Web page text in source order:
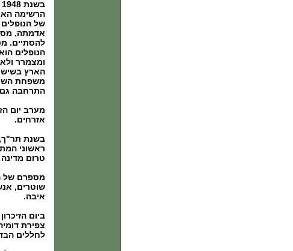
הרשימה
של
אדמתה,
להסתיים.
הנופלים
ומצמרר
הארץ
משפחת
התרחבה גם
אזרחים.
ראשוני
טרום
מספרם של
שוטרים,
איבה.
לחללים